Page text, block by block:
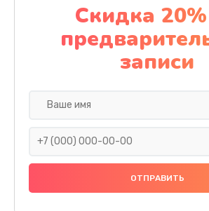
Замена полифонического
390 руб.
Заказать
Сбор/Разбор
Скидка
записи